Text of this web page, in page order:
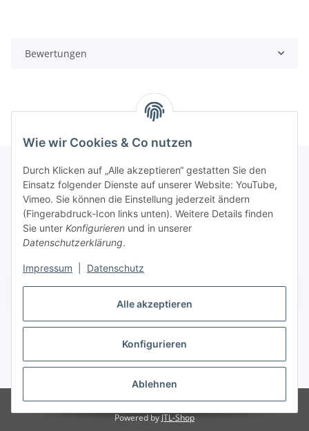
Alle akzeptieren
Konfigurieren
Ablehnen
Wie wir Cookies & Co nutzen
Durch Klicken auf „Alle akzeptieren“ gestatten Sie den
Einsatz folgender Dienste auf unserer Website: YouTube,
Vimeo. Sie können die Einstellung jederzeit ändern
(Fingerabdruck-Icon links unten). Weitere Details finden
Sie unter Konfigurieren und in unserer
Datenschutzerklärung.
Impressum Datenschutz
Bewertungen
Informationen
Gesetzliche Informationen
Vertrag widerrufen
* Alle Preise inkl. gesetzlicher USt., zzgl.Versand
© HS Baustoffe Atlas Produkte
Powered byJTL-Shop